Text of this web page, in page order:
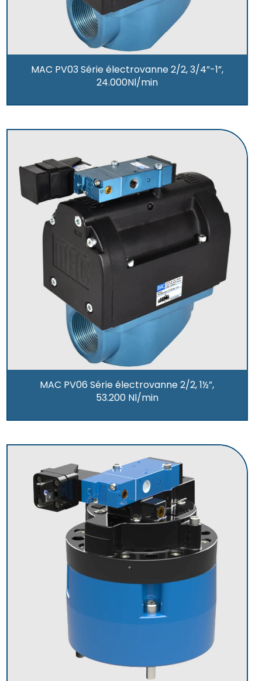
MAC PV03 Série électrovanne 2/2, 3/4”-1”,
24.000Nl/min
MAC PV06 Série électrovanne 2/2, 1½”,
53.200 Nl/min